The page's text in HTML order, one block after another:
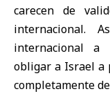
carecen de
internacional.
internacional a
obligar a Israel a
completamente